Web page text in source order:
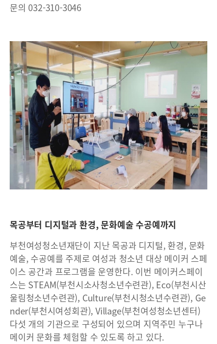
문의 032-310-3046
목공부터 디지털과 환경, 문화예술 수공예까지
부천여성청소년재단이 지난 목공과 디지털, 환경, 문화
예술, 수공예를 주제로 여성과 청소년 대상 메이커 스페
이스 공간과 프로그램을 운영한다. 이번 메이커스페이
스는 STEAM(부천시소사청소년수련관), Eco(부천시산
울림청소년수련관), Culture(부천시청소년수련관), Ge
nder(부천시여성회관), Village(부천여성청소년센터)
다섯 개의 기관으로 구성되어 있으며 지역주민 누구나
메이커 문화를 체험할 수 있도록 하고 있다.